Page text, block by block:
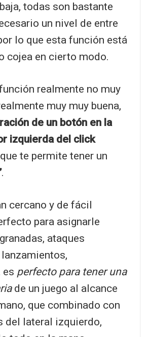
todas son bastante
un nivel de entre
lo que esta función está
cojea en cierto modo.
realmente no muy
muy muy buena,
de un botón en la
izquierda del click
te permite tener un
.
cercano y de fácil
para asignarle
ataques
perfecto para tener una
de un juego al alcance
que combinado con
del lateral izquierdo,